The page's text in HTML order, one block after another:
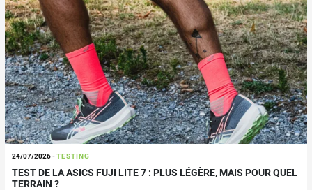
24/07/2026-TESTING
TEST DE LA ASICS FUJI LITE 7 : PLUS LÉGÈRE, MAIS POUR QUEL
TERRAIN ?